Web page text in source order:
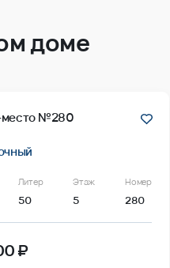
доме
№280
Литер
50
Этаж
5
Номер
280
₽